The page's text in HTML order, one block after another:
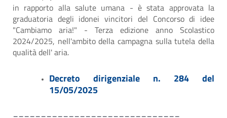
in rapporto alla salute umana - è stata approvata la
graduatoria degli idonei vincitori del Concorso di idee
"Cambiamo aria!" - Terza edizione anno Scolastico
2024/2025, nell'ambito della campagna sulla tutela della
qualità dell' aria.
Decreto dirigenziale n. 284 del
15/05/2025